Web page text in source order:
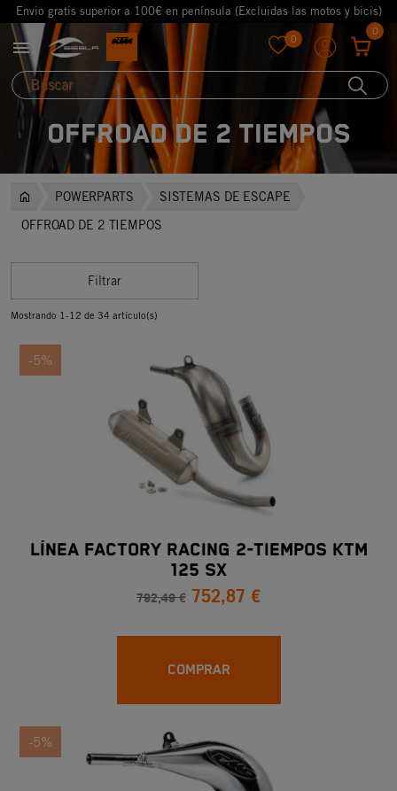
Envio gratis superior a 100€ en península (Excluidas las motos y bicis)
 0
0
OFFROAD DE 2 TIEMPOS
POWERPARTS
SISTEMAS DE ESCAPE
OFFROAD DE 2 TIEMPOS
Filtrar
Mostrando 1-12 de 34 artículo(s)
-5%
LÍNEA FACTORY RACING 2-TIEMPOS KTM
125 SX
792,49 € 752,87 €
COMPRAR
-5%